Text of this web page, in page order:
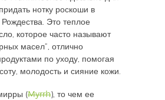
нотку роскоши в
Это теплое
которое часто называют
масел”, отлично
по уходу, помогая
молодость и сияние кожи.
(Myrrh), то чем ее